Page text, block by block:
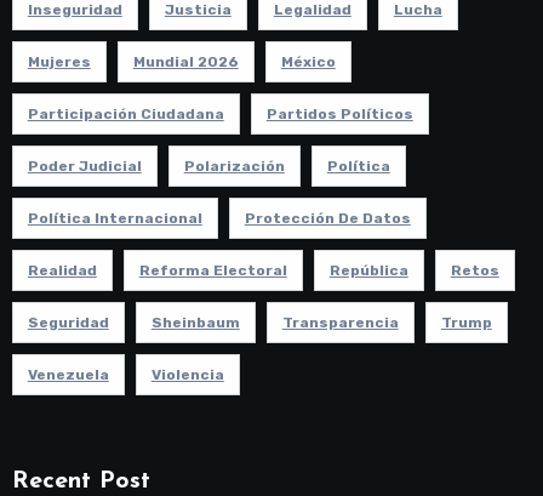
Inseguridad Justicia Legalidad Lucha
Mujeres Mundial 2026 México
Participación Ciudadana Partidos Políticos
Poder Judicial Polarización Política
Política Internacional Protección De Datos
Realidad Reforma Electoral República Retos
Seguridad Sheinbaum Transparencia Trump
Venezuela Violencia
Recent Post